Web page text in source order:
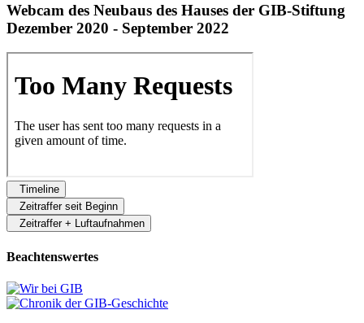
Webcam des Neubaus des Hauses der GIB-Stiftung
Dezember 2020 - September 2022
Timeline
Zeitraffer seit Beginn
Zeitraffer + Luftaufnahmen
Beachtenswertes